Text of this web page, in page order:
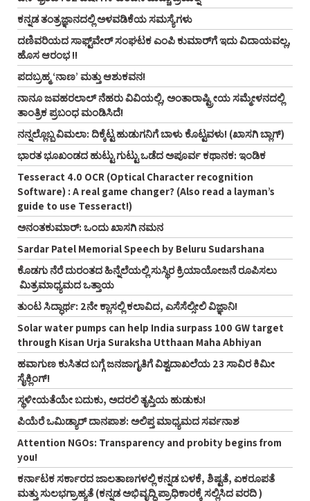
ಕನ್ನಡ ತಂತ್ರಜ್ಞಾನದಲ್ಲಿ ಅಳವಡಿಕೆಯ ಸಮಸ್ಯೆಗಳು
ದಣಿವರಿಯದ ಸಾಫ್ಟ್‌ವೇರ್‌ ಸಂಘಟಕ ಎಂಪಿ ಕುಮಾರ್‌ಗೆ ಇದು ವಿದಾಯವಲ್ಲ,
ಹೊಸ ಆರಂಭ !!
ಪದಬ್ರಹ್ಮ ‘ನಾಣ’ ಮತ್ತು ಆಶುಕವನ!
ನಾನೂ ಜವಹರಲಾಲ್‌ ನೆಹರು ವಿವಿಯಲ್ಲಿ, ಅಂತಾರಾಷ್ಟ್ರೀಯ ಸಮ್ಮೇಳನದಲ್ಲಿ
ತಾಂತ್ರಿಕ ಪ್ರಬಂಧ ಮಂಡಿಸಿದೆ!
ನನ್ನಲ್ಲೊಬ್ಬ ವಿಮಲಾ: ದಿಕ್ಕೆಟ್ಟ ಹುಡುಗನಿಗೆ ಬಾಳು ಕೊಟ್ಟವಳು! (ಖಾಸಗಿ ಬ್ಲಾಗ್‌)
ಭಾರತ ಭೂಖಂಡದ ಹುಟ್ಟು ಗುಟ್ಟು ಒಡೆದ ಅಪೂರ್ವ ಕಥಾನಕ: ಇಂಡಿಕ
Tesseract 4.0 OCR (Optical Character recognition
Software) : A real game changer? (Also read a layman’s
guide to use Tesseract!)
ಅನಂತಕುಮಾರ್‌: ಒಂದು ಖಾಸಗಿ ನಮನ
Sardar Patel Memorial Speech by Beluru Sudarshana
ಕೊಡಗು ನೆರೆ ದುರಂತದ ಹಿನ್ನೆಲೆಯಲ್ಲಿ ಸುಸ್ಥಿರ ಕ್ರಿಯಾಯೋಜನೆ ರೂಪಿಸಲು
ಮಿತ್ರಮಾಧ್ಯಮದ ಒತ್ತಾಯ
ತುಂಟ ಸಿದ್ಧಾರ್ಥ: 2ನೇ ಕ್ಲಾಸಲ್ಲಿ ಕಲಾವಿದ, ಎಸೆಸೆಲ್ಸೀಲಿ ವಿಜ್ಞಾನಿ!
Solar water pumps can help India surpass 100 GW target
through Kisan Urja Suraksha Utthaan Maha Abhiyan
ಹವಾಗುಣ ಕುಸಿತದ ಬಗ್ಗೆ ಜನಜಾಗೃತಿಗೆ ವಿಶ್ವದಾಖಲೆಯ 23 ಸಾವಿರ ಕಿಮೀ
ಸೈಕ್ಲಿಂಗ್‌!
ಸ್ಥಳೀಯತೆಯೇ ಬದುಕು, ಅದರಲಿ ತೃಪ್ತಿಯ ಹುಡುಕು!
ಪಿಯೆರೆ ಒಮಿಡ್ಯಾರ್ ದಾನಪಾಶ: ಅಲಿಪ್ತ ಮಾಧ್ಯಮದ ಸರ್ವನಾಶ
Attention NGOs: Transparency and probity begins from
you!
ಕರ್ನಾಟಕ ಸರ್ಕಾರದ ಜಾಲತಾಣಗಳಲ್ಲಿ ಕನ್ನಡ ಬಳಕೆ, ಶಿಷ್ಟತೆ, ಏಕರೂಪತೆ
ಮತ್ತು ಸುಲಭಗ್ರಾಹ್ಯತೆ (ಕನ್ನಡ ಅಭಿವೃದ್ಧಿ ಪ್ರಾಧಿಕಾರಕ್ಕೆ ಸಲ್ಲಿಸಿದ ವರದಿ )